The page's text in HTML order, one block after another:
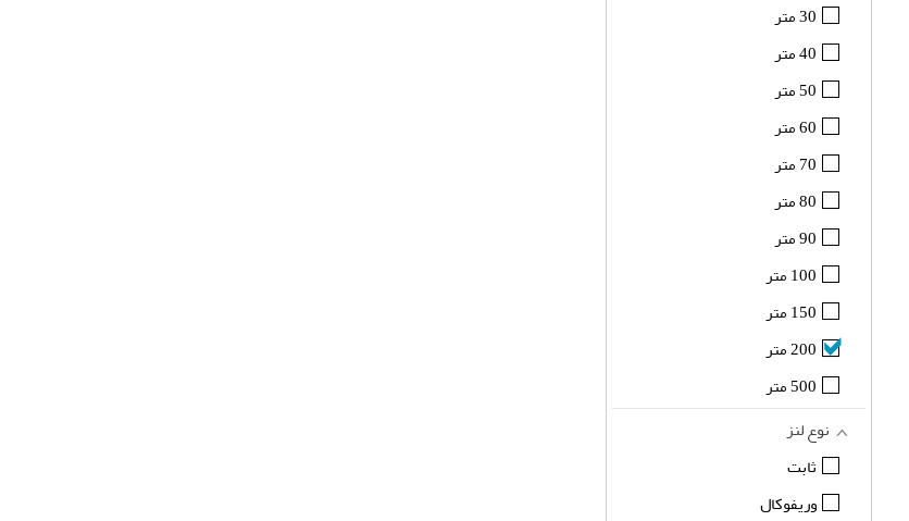
30 متر
40 متر
50 متر
60 متر
70 متر
80 متر
90 متر
100 متر
150 متر
200 متر
500 متر
نوع لنز
ثابت
وریفوکال